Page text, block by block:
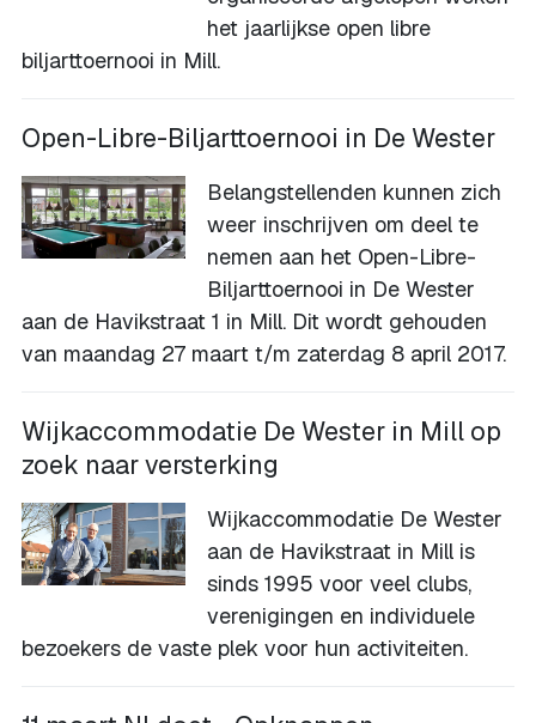
het jaarlijkse open libre
biljarttoernooi in Mill.
Open-Libre-Biljarttoernooi in De Wester
Belangstellenden kunnen zich
weer inschrijven om deel te
nemen aan het Open-Libre-
Biljarttoernooi in De Wester
aan de Havikstraat 1 in Mill. Dit wordt gehouden
van maandag 27 maart t/m zaterdag 8 april 2017.
Wijkaccommodatie De Wester in Mill op
zoek naar versterking
Wijkaccommodatie De Wester
aan de Havikstraat in Mill is
sinds 1995 voor veel clubs,
verenigingen en individuele
bezoekers de vaste plek voor hun activiteiten.